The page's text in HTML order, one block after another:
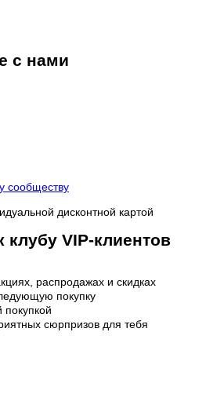
с нами
сообществу
дисконтной картой
клубу VIP-клиентов
распродажах и скидках
покупку
сюрпризов для тебя